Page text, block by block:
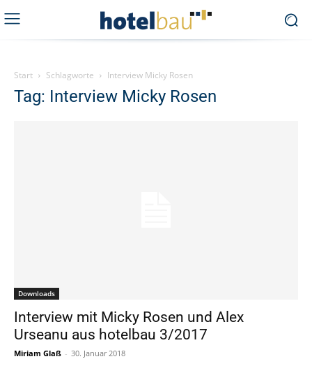
Start Schlagworte Interview Micky Rosen
Tag: Interview Micky Rosen
Downloads
Interview mit Micky Rosen und Alex
Urseanu aus hotelbau 3/2017
Miriam Glaß - 30. Januar 2018